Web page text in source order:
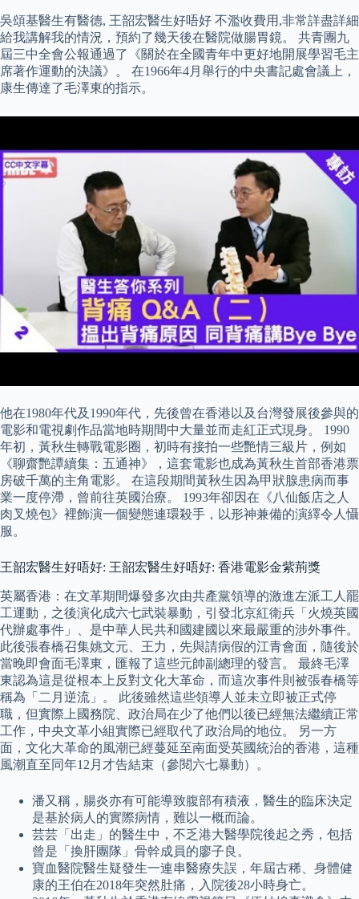
吳頌基醫生有醫德, 王韶宏醫生好唔好 不濫收費用,非常詳盡詳細
給我講解我的情況，預約了幾天後在醫院做腸胃鏡。 共青團九
屆三中全會公報通過了《關於在全國青年中更好地開展學習毛主
席著作運動的決議》。 在1966年4月舉行的中央書記處會議上，
康生傳達了毛澤東的指示。
他在1980年代及1990年代，先後曾在香港以及台灣發展後參與的
電影和電視劇作品當地時期間中大量並而走紅正式現身。 1990
年初，黃秋生轉戰電影圈，初時有接拍一些艷情三級片，例如
《聊齋艷譚續集：五通神》，這套電影也成為黃秋生首部香港票
房破千萬的主角電影。 在這段期間黃秋生因為甲狀腺患病而事
業一度停滯，曾前往英國治療。 1993年卻因在《八仙飯店之人
肉叉燒包》裡飾演一個變態連環殺手，以形神兼備的演繹令人懾
服。
王韶宏醫生好唔好: 王韶宏醫生好唔好: 香港電影金紫荊獎
英屬香港：在文革期間爆發多次由共產黨領導的激進左派工人罷
工運動，之後演化成六七武裝暴動，引發北京紅衛兵「火燒英國
代辦處事件」、是中華人民共和國建國以來最嚴重的涉外事件。
此後張春橋召集姚文元、王力，先與請病假的江青會面，隨後於
當晚即會面毛澤東，匯報了這些元帥副總理的發言。 最終毛澤
東認為這是從根本上反對文化大革命，而這次事件則被張春橋等
稱為「二月逆流」。 此後雖然這些領導人並未立即被正式停
職，但實際上國務院、政治局在少了他們以後已經無法繼續正常
工作，中央文革小組實際已經取代了政治局的地位。 另一方
面，文化大革命的風潮已經蔓延至南面受英國統治的香港，這種
風潮直至同年12月才告結束（參閱六七暴動）。
潘又稱，腸炎亦有可能導致腹部有積液，醫生的臨床決定
是基於病人的實際病情，難以一概而論。
芸芸「出走」的醫生中，不乏港大醫學院後起之秀，包括
曾是「換肝團隊」骨幹成員的廖子良。
寶血醫院醫生疑發生一連串醫療失誤，年屆古稀、身體健
康的王伯在2018年突然肚痛，入院後28小時身亡。